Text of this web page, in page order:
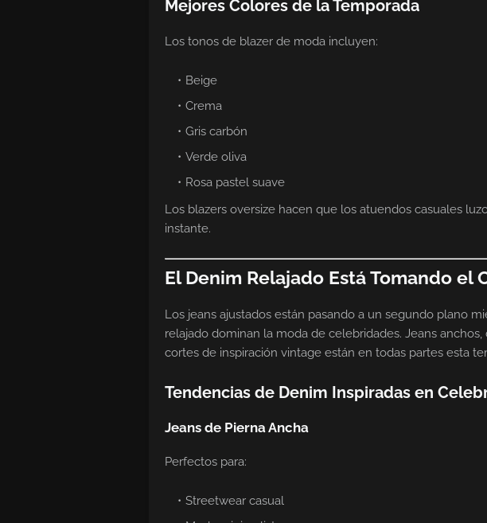
Mejores Colores de la Temporada
Los tonos de blazer de moda incluyen:
Beige
Crema
Gris carbón
Verde oliva
Rosa pastel suave
Los blazers oversize hacen que los atuendos casuales
instante.
El Denim Relajado Está Tomando el
Los jeans ajustados están pasando a un segundo plano
relajado dominan la moda de celebridades. Jeans
cortes de inspiración vintage están en todas partes esta
Tendencias de Denim Inspiradas en
Jeans de Pierna Ancha
Perfectos para:
Streetwear casual